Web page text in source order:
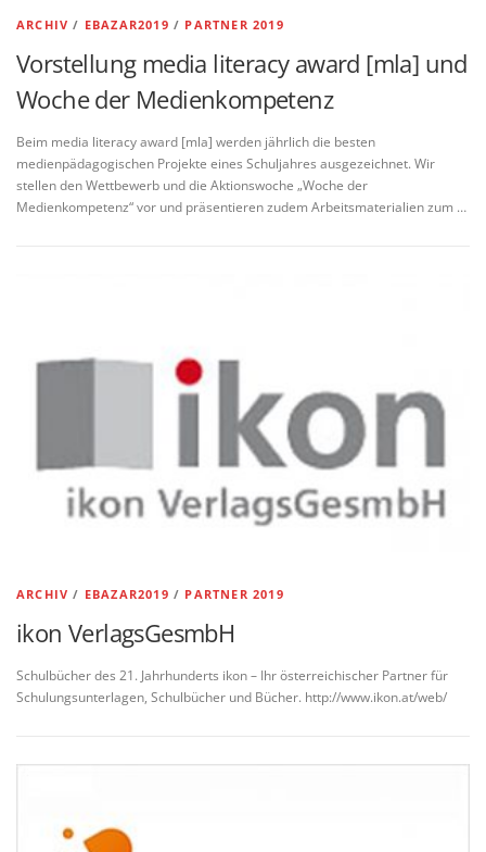
ARCHIV / EBAZAR2019 / PARTNER 2019
Vorstellung media literacy award [mla] und
Woche der Medienkompetenz
Beim media literacy award [mla] werden jährlich die besten
medienpädagogischen Projekte eines Schuljahres ausgezeichnet. Wir
stellen den Wettbewerb und die Aktionswoche „Woche der
Medienkompetenz“ vor und präsentieren zudem Arbeitsmaterialien zum …
ARCHIV / EBAZAR2019 / PARTNER 2019
ikon VerlagsGesmbH
Schulbücher des 21. Jahrhunderts ikon – Ihr österreichischer Partner für
Schulungsunterlagen, Schulbücher und Bücher. http://www.ikon.at/web/